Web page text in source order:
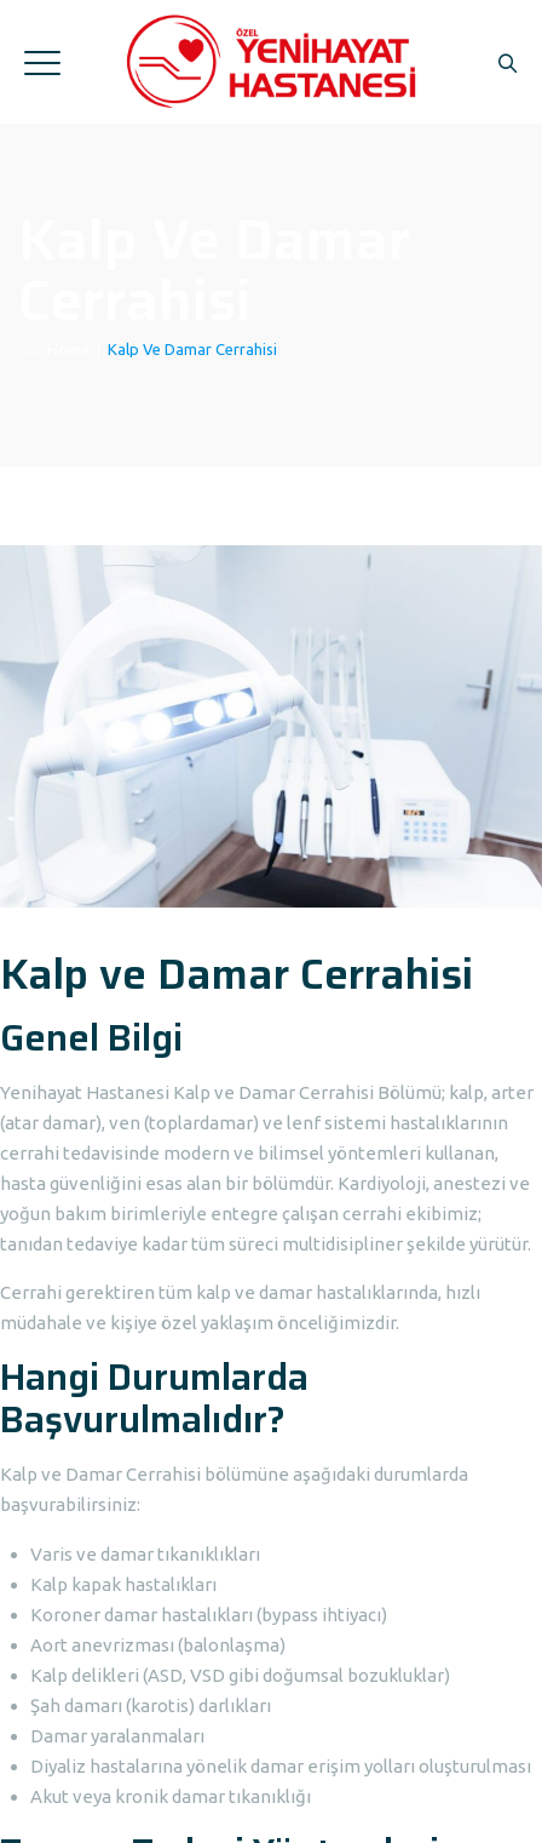
Kalp Ve Damar Cerrahisi
Kalp ve Damar Cerrahisi
Genel Bilgi
Yenihayat Hastanesi Kalp ve Damar Cerrahisi Bölümü; kalp, arter
(atar damar), ven (toplardamar) ve lenf sistemi hastalıklarının
cerrahi tedavisinde modern ve bilimsel yöntemleri kullanan,
hasta güvenliğini esas alan bir bölümdür. Kardiyoloji, anestezi ve
yoğun bakım birimleriyle entegre çalışan cerrahi ekibimiz;
tanıdan tedaviye kadar tüm süreci multidisipliner şekilde yürütür.
Cerrahi gerektiren tüm kalp ve damar hastalıklarında, hızlı
müdahale ve kişiye özel yaklaşım önceliğimizdir.
Hangi Durumlarda
Başvurulmalıdır?
Kalp ve Damar Cerrahisi bölümüne aşağıdaki durumlarda
başvurabilirsiniz:
Varis ve damar tıkanıklıkları
Kalp kapak hastalıkları
Koroner damar hastalıkları (bypass ihtiyacı)
Aort anevrizması (balonlaşma)
Kalp delikleri (ASD, VSD gibi doğumsal bozukluklar)
Şah damarı (karotis) darlıkları
Damar yaralanmaları
Diyaliz hastalarına yönelik damar erişim yolları oluşturulması
Akut veya kronik damar tıkanıklığı